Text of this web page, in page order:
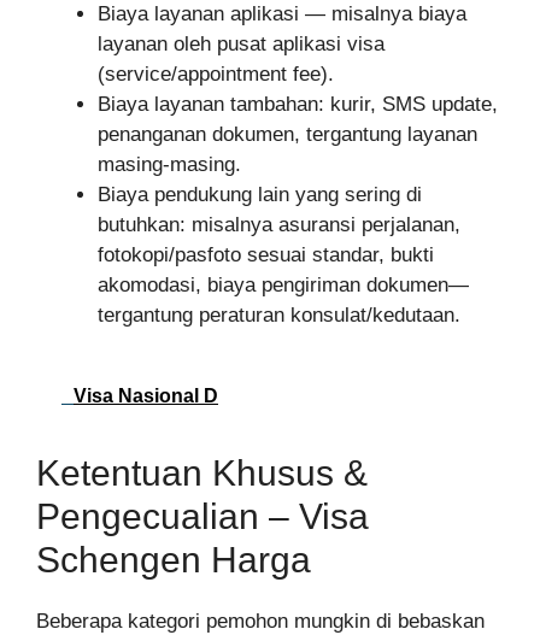
Biaya layanan aplikasi — misalnya biaya
layanan oleh pusat aplikasi visa
(service/appointment fee).
Biaya layanan tambahan: kurir, SMS update,
penanganan dokumen, tergantung layanan
masing‑masing.
Biaya pendukung lain yang sering di
butuhkan: misalnya asuransi perjalanan,
fotokopi/pasfoto sesuai standar, bukti
akomodasi, biaya pengiriman dokumen—
tergantung peraturan konsulat/kedutaan.
Visa Nasional D
Ketentuan Khusus &
Pengecualian – Visa
Schengen Harga
Beberapa kategori pemohon mungkin di bebaskan